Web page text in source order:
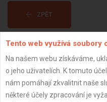
ZPĚT
Tento web využívá soubory
Na našem webu získáváme,
o jeho uživatelích. K tomuto
nám pomáhají zkvalitnit naše
některé účely zpracování je